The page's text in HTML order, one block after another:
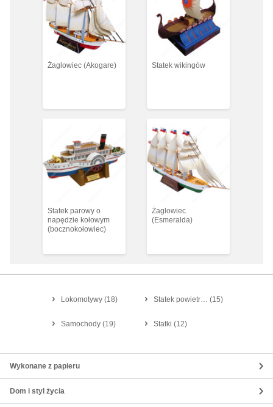
Żaglowiec (Akogare) Statek wikingów
Statek parowy o
napędzie kołowym
(bocznokołowiec)
Żaglowiec
(Esmeralda)
Lokomotywy (18) Statek powietr… (15)
Samochody (19) Statki (12)
Wykonane z papieru
Dom i styl życia